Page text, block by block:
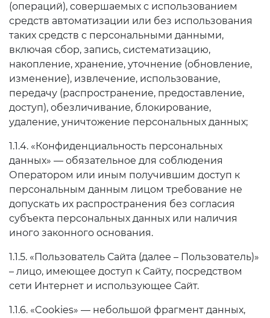
(операций), совершаемых с использованием
средств автоматизации или без использования
таких средств с персональными данными,
включая сбор, запись, систематизацию,
накопление, хранение, уточнение (обновление,
изменение), извлечение, использование,
передачу (распространение, предоставление,
доступ), обезличивание, блокирование,
удаление, уничтожение персональных данных;
1.1.4. «Конфиденциальность персональных
данных» — обязательное для соблюдения
Оператором или иным получившим доступ к
персональным данным лицом требование не
допускать их распространения без согласия
субъекта персональных данных или наличия
иного законного основания.
1.1.5. «Пользователь Сайта (далее – Пользователь)»
– лицо, имеющее доступ к Сайту, посредством
сети Интернет и использующее Сайт.
1.1.6. «Cookies» — небольшой фрагмент данных,